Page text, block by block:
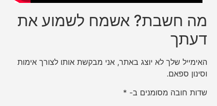
מה חשבת? אשמח לשמוע את
דעתך
האימייל שלך לא יוצג באתר, אני מבקשת אותו לצורך אימות
וסינון ספאם.
שדות חובה מסומנים ב- *